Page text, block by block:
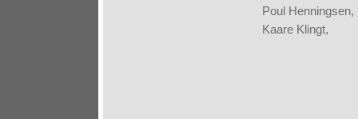
Poul Henningsen,
Kaare Klingt,